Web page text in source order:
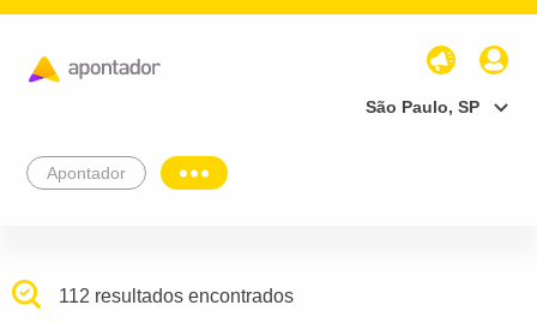
São Paulo, SP
Apontador
112 resultados encontrados